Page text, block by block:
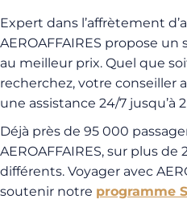
Expert dans l’affrètement
AEROAFFAIRES propose
au meilleur prix. Quel que
recherchez, votre conseiller
une assistance 24/7 jusqu’à
Déjà près de 95 000
AEROAFFAIRES, sur plus
différents. Voyager avec
soutenir notre programme